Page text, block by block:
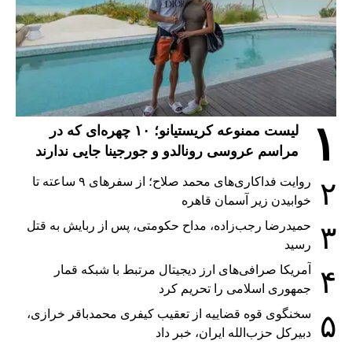
۱
لیست ممنوعه کریستیانو؛ ۱۰ چهره‌ای که در
مراسم عروسی رونالدو و جورجینا جایی ندارند
۲
روایت فداکاری‌های محمد صلاح؛ از سفرهای ۹ ساعته تا
خوابیدن زیر آسمان قاهره
۳
حمیدرضا رجب‌زاده، مداح حکومتی، پس از ربایش به قتل
رسید
۴
آمریکا صرافی‌های ارز دیجیتال مرتبط با شبکه قمار
جمهوری اسلامی را تحریم کرد
۵
سخنگوی قوه قضاییه از تعقیب کیفری محمدباقر خرازی،
دبیر‌کل حزب‌الله ایران، خبر داد